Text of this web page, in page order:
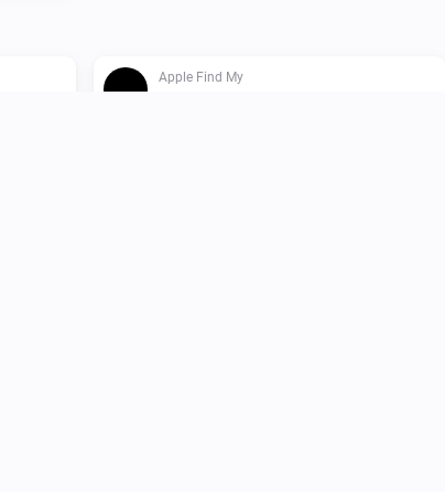
Apple Find My